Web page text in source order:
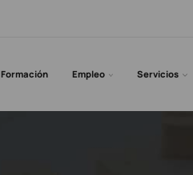
Formación Empleo Servicios